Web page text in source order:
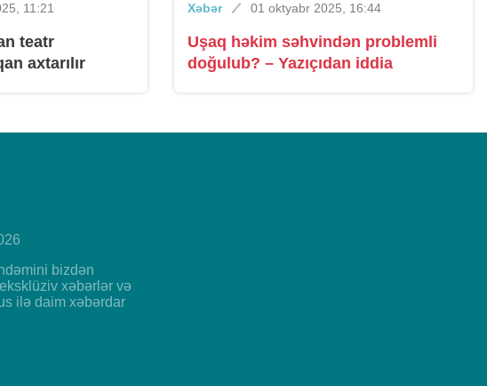
11:21
teatr
axtarılır
Xəbər 01 oktyabr 2025, 16:44
Uşaq həkim səhvindən problemli
doğulub? – Yazıçıdan iddia
bizdən
xəbərlər və
ilə daim xəbərdar